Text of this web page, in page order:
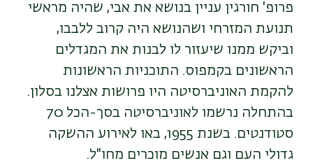
פרופ' חורגין עניין בנושא את אבי, שהיה מראשי
תנועת המזרחי ושהנושא היה קרוב ללבבו,
וביקש ממנו שיעזור לו לבנות את המגדלים
הראשונים בקמפוס. התוכניות הראשונות
להקמת האוניברסיטה היו פרושות אצלנו בסלון.
בהתחלה נרשמו לאוניברסיטה בסך-הכל 70
סטודנטים. בשנת 1955, באו לאירוע ההשקה
גדולי העם וגם אנשים מוכרים מחו"ל.